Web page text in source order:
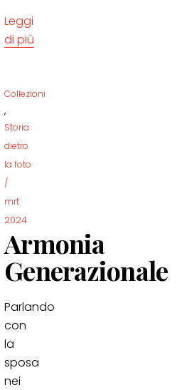
Leggi
di più
Collezioni
,
Storia
dietro
la foto
/
mrt
2024
Armonia
Generazionale
Parlando
con
la
sposa
nei